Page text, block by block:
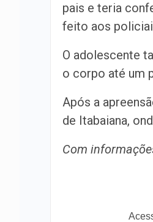
pais e teria
feito aos
O adolescente
o corpo até um
Após a
de Itabaiana,
Com